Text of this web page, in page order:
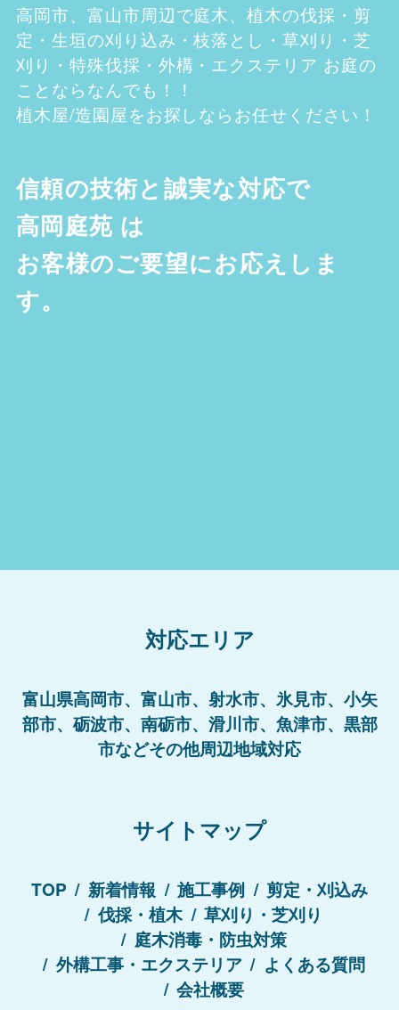
高岡市、富山市周辺で庭木、植木の伐採・剪
定・生垣の刈り込み・枝落とし・草刈り・芝
刈り・特殊伐採・外構・エクステリア お庭の
ことならなんでも！！
植木屋/造園屋をお探しならお任せください！
信頼の技術と誠実な対応で
高岡庭苑 は
お客様のご要望にお応えしま
す。
対応エリア
富山県高岡市、富山市、射水市、氷見市、小矢
部市、砺波市、南砺市、滑川市、魚津市、黒部
市などその他周辺地域対応
サイトマップ
TOP 新着情報 施工事例
剪定・刈込み
伐採・植木
草刈り・芝刈り
庭木消毒・防虫対策
外構工事・エクステリア
よくある質問
会社概要